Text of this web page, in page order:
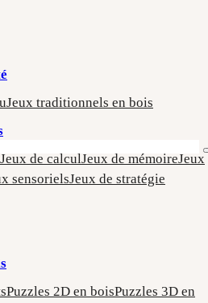
Jeux traditionnels en bois
Jeux de calculJeux de mémoireJeux
sensorielsJeux de stratégie
Puzzles 2D en boisPuzzles 3D en